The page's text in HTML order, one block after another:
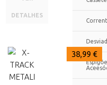
DETALHES
52,00 €
48,60 €
38,99 €